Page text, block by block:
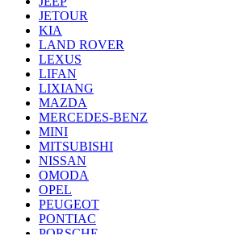
JETOUR
KIA
LAND ROVER
LEXUS
LIFAN
LIXIANG
MAZDA
MERCEDES-BENZ
MINI
MITSUBISHI
NISSAN
OMODA
OPEL
PEUGEOT
PONTIAC
PORSCHE